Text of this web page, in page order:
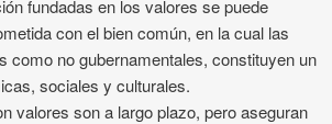
fundadas en los valores se puede
con el bien común, en la cual las
como no gubernamentales, constituyen un
sociales y culturales.
valores son a largo plazo, pero aseguran